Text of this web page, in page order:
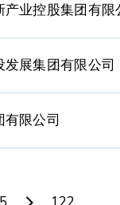
产业控股集团有限
展集团有限公司
有限公司